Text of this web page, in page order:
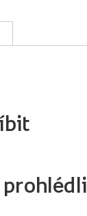
prohlédli